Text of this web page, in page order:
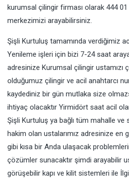
kurumsal çilingir firması olarak 444 01
merkezimizi arayabilirsiniz.
Şişli Kurtuluş tamamında verdiğimiz
Yenileme işleri için bizi 7-24 saat
adresinize Kurumsal çilingir ustamızı
olduğumuz çilingir ve acil anahtarcı
kaydediniz bir gün mutlaka size
ihtiyaç olacaktır Yirmidört saat acil
Şişli Kurtuluş ya bağlı tüm mahalle
hakim olan ustalarımız adresinize en
gibi kısa bir Anda ulaşacak
çözümler sunacaktır şimdi arayabilir
görüşebilir kapı ve kilit sistemleri ile